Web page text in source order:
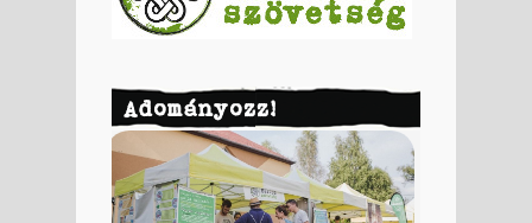
Adományozz!